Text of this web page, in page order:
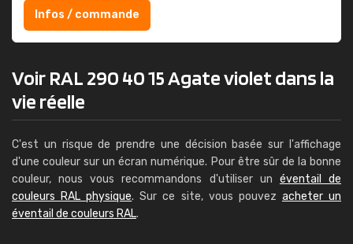
Infos / commande
Voir RAL 290 40 15 Agate violet dans la
vie réelle
C'est un risque de prendre une décision basée sur l'affichage
d'une couleur sur un écran numérique. Pour être sûr de la bonne
couleur, nous vous recommandons d'utiliser un éventail de
couleurs RAL physique. Sur ce site, vous pouvez acheter un
éventail de couleurs RAL.